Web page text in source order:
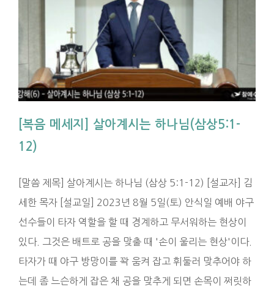
[복음 메세지] 살아계시는 하나님(삼상5:1-
12)
[말씀 제목] 살아계시는 하나님 (삼상 5:1-12) [설교자] 김
세한 목자 [설교일] 2023년 8월 5일(토) 안식일 예배 야구
선수들이 타자 역할을 할 때 경계하고 무서워하는 현상이
있다. 그것은 배트로 공을 맞출 때 '손이 울리는 현상'이다.
타자가 때 야구 방망이를 꽉 움켜 잡고 휘둘러 맞추어야 하
는데 좀 느슨하게 잡은 채 공을 맞추게 되면 손목이 쩌릿하